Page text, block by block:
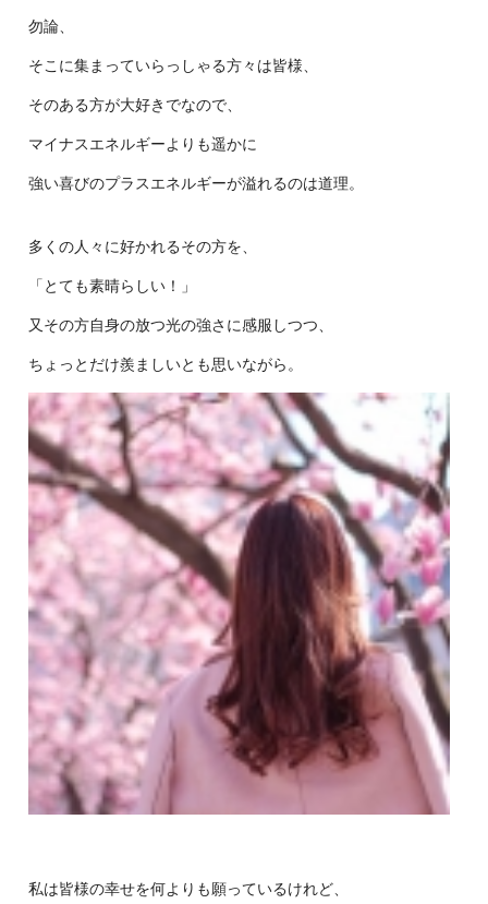
勿論、
そこに集まっていらっしゃる方々は皆様、
そのある方が大好きでなので、
マイナスエネルギーよりも遥かに
強い喜びのプラスエネルギーが溢れるのは道理。
多くの人々に好かれるその方を、
「とても素晴らしい！」
又その方自身の放つ光の強さに感服しつつ、
ちょっとだけ羨ましいとも思いながら。
私は皆様の幸せを何よりも願っているけれど、